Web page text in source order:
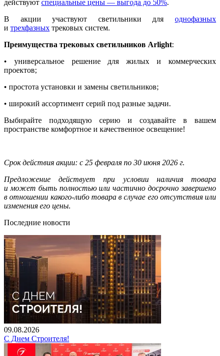
действуют специальные цены — выгода до 50%.
В акции участвуют светильники для однофазных
и трехфазных трековых систем.
Преимущества трековых светильников Arlight:
• универсальное решение для жилых и коммерческих
проектов;
• простота установки и замены светильников;
• широкий ассортимент серий под разные задачи.
Выбирайте подходящую серию и создавайте в вашем
пространстве комфортное и качественное освещение!
Срок действия акции: с 25 февраля по 30 июня 2026 г.
Предложение действует при условии наличия товара
и может быть полностью или частично досрочно завершено
в отношении какого-либо товара в случае его отсутствия или
изменения его цены.
Последние новости
09.08.2026
С Днем Строителя!